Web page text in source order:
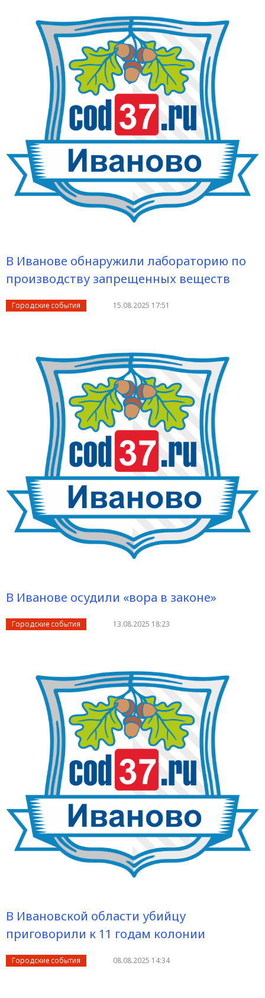
В Иванове обнаружили лабораторию по
производству запрещенных веществ
Городские события 15.08.2025 17:51
В Иванове осудили «вора в законе»
Городские события 13.08.2025 18:23
В Ивановской области убийцу
приговорили к 11 годам колонии
Городские события 08.08.2025 14:34